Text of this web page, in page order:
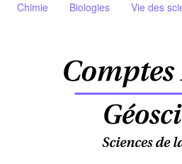
Chimie Biologies Vie des